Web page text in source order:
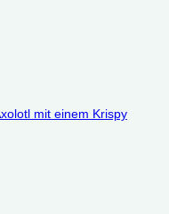
mit einem Krispy